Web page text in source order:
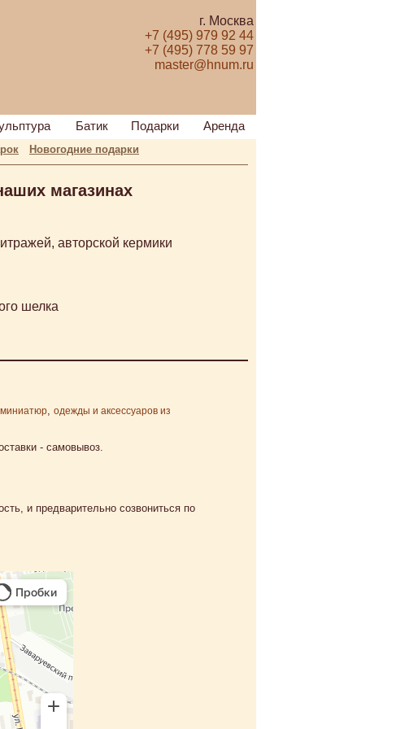
г. Москва
+7 (495) 979 92 44
+7 (495) 778 59 97
master@hnum.ru
Батик Подарки Аренда
Новогодние подарки
магазинах
авторской кермики
шелка
, одежды и аксессуаров из
- самовывоз.
и предварительно созвониться по